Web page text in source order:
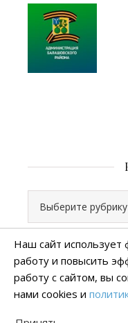
Наш сайт использует
работу и повысить
работу с сайтом, вы
нами cookies и